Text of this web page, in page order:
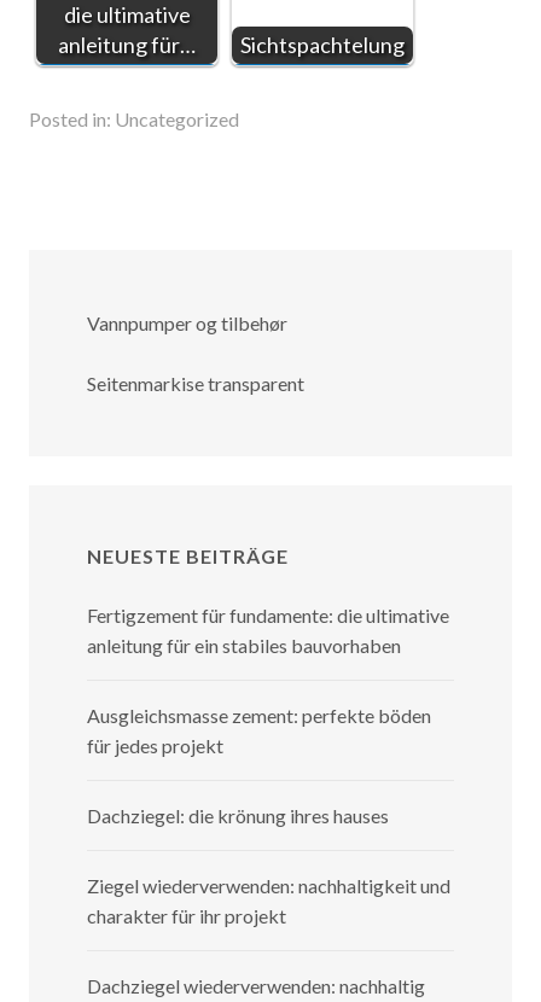
die ultimative
anleitung für…
Sichtspachtelung
Posted in: Uncategorized
Vannpumper og tilbehør
Seitenmarkise transparent
NEUESTE BEITRÄGE
Fertigzement für fundamente: die ultimative
anleitung für ein stabiles bauvorhaben
Ausgleichsmasse zement: perfekte böden
für jedes projekt
Dachziegel: die krönung ihres hauses
Ziegel wiederverwenden: nachhaltigkeit und
charakter für ihr projekt
Dachziegel wiederverwenden: nachhaltig